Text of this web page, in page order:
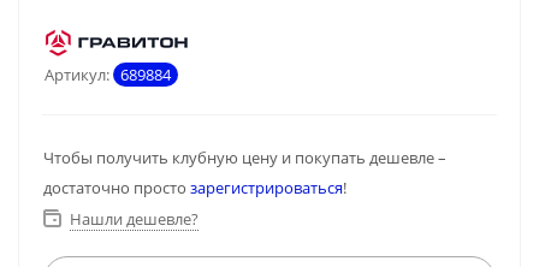
Артикул: 689884
Чтобы получить клубную цену и покупать дешевле –
достаточно просто зарегистрироваться!
Нашли дешевле?